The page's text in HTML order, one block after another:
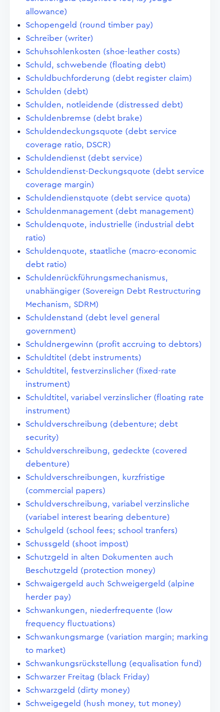
allowance)
Schopengeld (round timber pay)
Schreiber (writer)
Schuhsohlenkosten (shoe-leather costs)
Schuld, schwebende (floating debt)
Schuldbuchforderung (debt register claim)
Schulden (debt)
Schulden, notleidende (distressed debt)
Schuldenbremse (debt brake)
Schuldendeckungsquote (debt service
coverage ratio, DSCR)
Schuldendienst (debt service)
Schuldendienst-Deckungsquote (debt service
coverage margin)
Schuldendienstquote (debt service quota)
Schuldenmanagement (debt management)
Schuldenquote, industrielle (industrial debt
ratio)
Schuldenquote, staatliche (macro-economic
debt ratio)
Schuldenrückführungsmechanismus,
unabhängiger (Sovereign Debt Restructuring
Mechanism, SDRM)
Schuldenstand (debt level general
government)
Schuldnergewinn (profit accruing to debtors)
Schuldtitel (debt instruments)
Schuldtitel, festverzinslicher (fixed-rate
instrument)
Schuldtitel, variabel verzinslicher (floating rate
instrument)
Schuldverschreibung (debenture; debt
security)
Schuldverschreibung, gedeckte (covered
debenture)
Schuldverschreibungen, kurzfristige
(commercial papers)
Schuldverschreibung, variabel verzinsliche
(variabel interest bearing debenture)
Schulgeld (school fees; school tranfers)
Schussgeld (shoot impost)
Schutzgeld in alten Dokumenten auch
Beschutzgeld (protection money)
Schwaigergeld auch Schweigergeld (alpine
herder pay)
Schwankungen, niederfrequente (low
frequency fluctuations)
Schwankungsmarge (variation margin; marking
to market)
Schwankungsrückstellung (equalisation fund)
Schwarzer Freitag (black Friday)
Schwarzgeld (dirty money)
Schweigegeld (hush money, tut money)